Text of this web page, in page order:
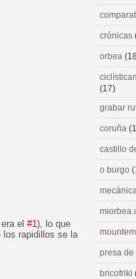
el #1), lo que
los rapidillos se la
crónicas
orbea
(17)
grabar
coruña
castillo
o burgo
presa de
bricofriki